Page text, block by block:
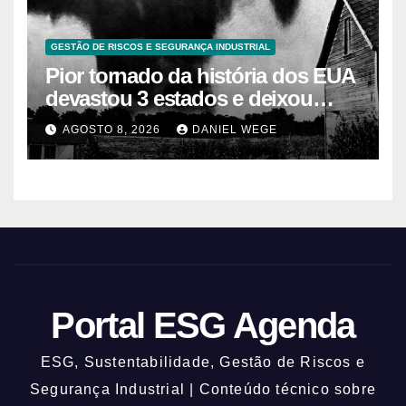
GESTÃO DE RISCOS E SEGURANÇA INDUSTRIAL
Pior tornado da história dos EUA
devastou 3 estados e deixou
centenas de mortos
AGOSTO 8, 2026 DANIEL WEGE
Portal ESG Agenda
ESG, Sustentabilidade, Gestão de Riscos e
Segurança Industrial | Conteúdo técnico sobre